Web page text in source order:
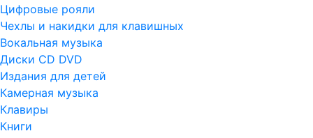
Цифровые рояли
Чехлы и накидки для клавишных
Вокальная музыка
Диски CD DVD
Издания для детей
Камерная музыка
Клавиры
Книги